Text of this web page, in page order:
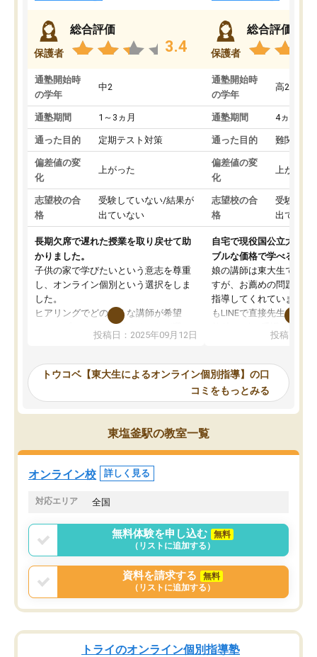
保護者
総合評価
3.4
通塾開始時
の学年
中2
通塾期間 1～3ヵ月
通った目的 定期テスト対策
偏差値の変
化
上がった
志望校の合
格
受験していない/結果が
出ていない
長期欠席で遅れた授業を取り戻せて助
かりました。
子供の家で学びたいという意志を尊重
し、オンライン個別という選択をしま
した。
ヒアリングでどのような講師が希望
か、オプションは付帯するかなど選ぶ
事が出来ました。
ーティングを行い、その講師で良いか
見てから講師を決定する事ができま
す。
うちの子は、初回面談の講師の方で決
オンラインツールを使用した単語帳の
共有があり宿題もそちらで出される形
でした。
言う事で講師変更の申し出があり、あ
まりに短期での変更だった為、塾に通
う事にして退会しました。遅れも取り
戻せ、授業内容や講師の方は良かった
と思います。
投稿日：2025年09月12日
保護者
総合評価
通塾開始時
の学年
高2
通塾期間 4ヵ月～1
通った目的 難関私立
偏差値の変
化
上がった
志望校の合
格
受験して
出ていな
自宅で現役国公立大学生
ブルな価格で学べる
娘の講師は東大生では無
すが、お薦めの問題集や
指導してくれています。
もLINEで直接先生に質問
めれるので、個人に合
いなのがあり(有料)、受
ことをどんなスケジュー
くか相談したのですが、
ち期待したものではなく
くなってきたようなので
投稿日：
トウコベ【東大生によるオンライン個別指導】の口
コミをもっとみる
東塩釜駅の教室一覧
オンライン校 詳しく見る
対応エリア 全国
無料体験を申し込む
無料
（リストに追加する）
資料を請求する
無料
（リストに追加する）
トライのオンライン個別指導塾